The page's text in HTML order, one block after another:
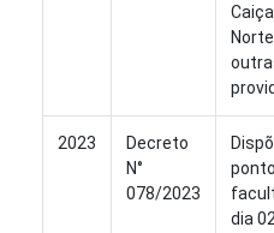
2023
Decreto
N°
078/2023
ponto
dia